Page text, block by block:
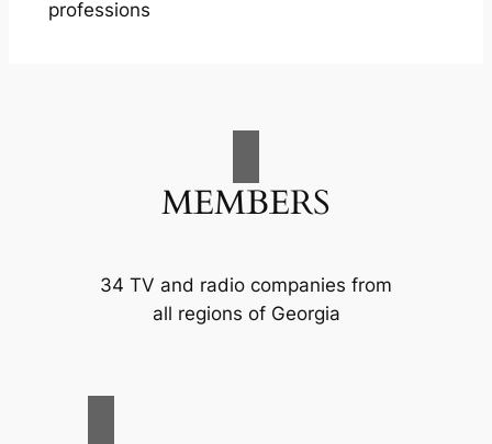
professions
MEMBERS
34 TV and radio companies from
all regions of Georgia